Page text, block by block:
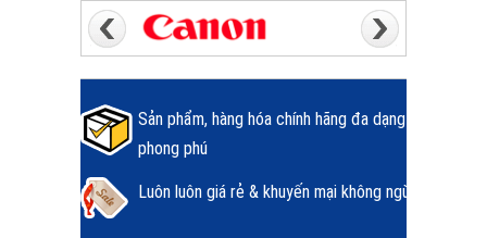
Sản phẩm, hàng hóa chính hãng đa dạng
phong phú
Luôn luôn giá rẻ & khuyến mại không ngừng.